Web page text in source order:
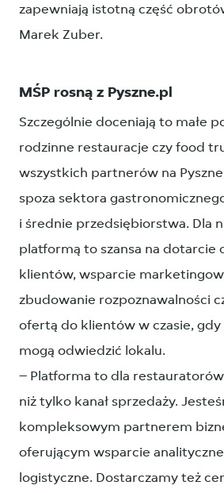
zapewniają istotną część
Marek Zuber.
MŚP rosną z Pyszne.pl
Szczególnie doceniają to małe
rodzinne restauracje czy food
wszystkich partnerów na
spoza sektora
i średnie przedsiębiorstwa. Dla
platformą to szansa na dotarcie
klientów, wsparcie
zbudowanie rozpoznawalności
ofertą do klientów w czasie, gdy
mogą odwiedzić lokalu.
– Platforma to dla
niż tylko kanał sprzedaży.
kompleksowym partnerem
oferującym wsparcie
logistyczne. Dostarczamy też